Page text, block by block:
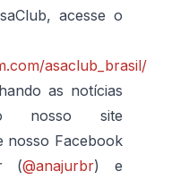
acesse o
asaclub_brasil/
as notícias
nosso site
nosso Facebook
(@anajurbr) e